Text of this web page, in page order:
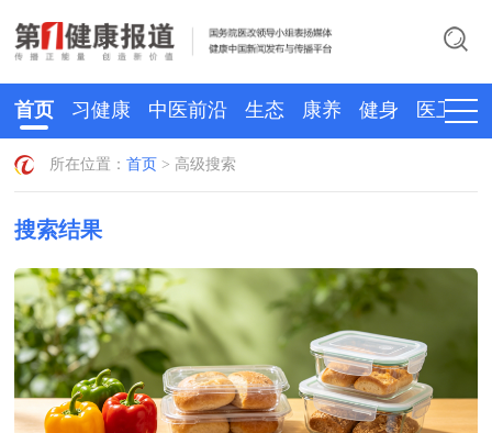
首页 习健康 中医前沿 生态 康养 健身 医卫
所在位置：首页 > 高级搜索
搜索结果